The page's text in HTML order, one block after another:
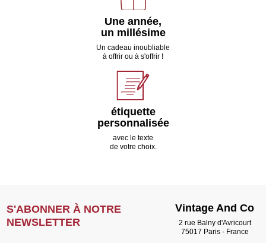
Une année,
un millésime
Un cadeau inoubliable
à offrir ou à s'offrir !
étiquette
personnalisée
avec le texte
de votre choix.
S'ABONNER À NOTRE
NEWSLETTER
Vintage And Co
2 rue Balny d'Avricourt
75017 Paris - France